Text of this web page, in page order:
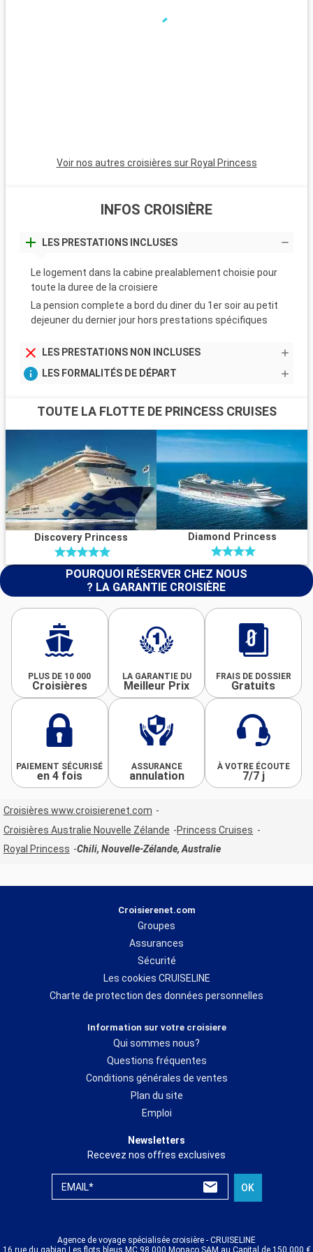
Voir nos autres croisières sur Royal Princess
INFOS CROISIÈRE
LES PRESTATIONS INCLUSES
Le logement dans la cabine prealablement choisie pour
toute la duree de la croisiere
La pension complete a bord du diner du 1er soir au petit
dejeuner du dernier jour hors prestations spécifiques
LES PRESTATIONS NON INCLUSES
LES FORMALITÉS DE DÉPART
TOUTE LA FLOTTE DE PRINCESS CRUISES
Discovery Princess Diamond Princess
POURQUOI RÉSERVER CHEZ NOUS
? LA GARANTIE CROISIÈRE
PLUS DE 10 000
Croisières
LA GARANTIE DU
Meilleur Prix
FRAIS DE DOSSIER
Gratuits
PAIEMENT SÉCURISÉ
en 4 fois
ASSURANCE
annulation
À VOTRE ÉCOUTE
7/7 j
Croisières www.croisierenet.com
Croisières Australie Nouvelle Zélande
Princess Cruises
Royal Princess
Chili, Nouvelle-Zélande, Australie
Croisierenet.com
Groupes
Assurances
Sécurité
Les cookies CRUISELINE
Charte de protection des données personnelles
Information sur votre croisiere
Qui sommes nous?
Questions fréquentes
Conditions générales de ventes
Plan du site
Emploi
Newsletters
Recevez nos offres exclusives
EMAIL* OK
Agence de voyage spécialisée croisière - CRUISELINE
16 rue du gabian Les flots bleus MC 98 000 Monaco SAM au Capital de 150 000 €